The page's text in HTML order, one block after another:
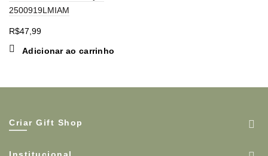
2500919LMIAM
R$47,99
Adicionar ao carrinho
Criar Gift Shop